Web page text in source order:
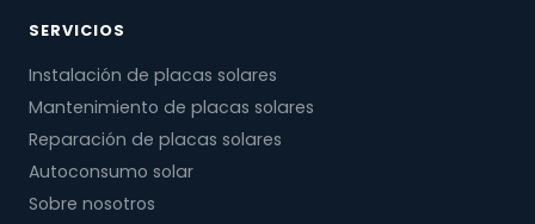
SERVICIOS
Instalación de placas solares
Mantenimiento de placas solares
Reparación de placas solares
Autoconsumo solar
Sobre nosotros